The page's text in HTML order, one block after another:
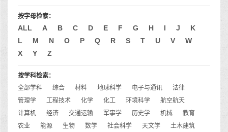
按字母检索：
ALL A B C D E F G H I J
K
L
M N O P Q R S T U V
W
X
Y Z
按学科检索：
全部学科
综合 材料 地球科学 电子与通讯
法律
管理学
工程技术 化学 化工 环境科学
航空航天
计算机
经济 交通运输 军事学 历史学 机械
教育
农业
能源 生物 数学 社会科学 天文学
土木建筑